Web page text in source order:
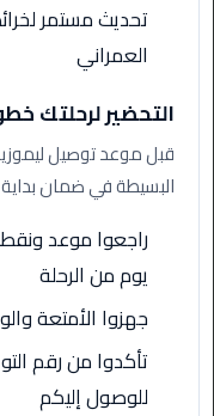
ليموزين
دمياط
ليموزين
من
الاسكندرية
الى
القاهرة
ليموزين
الدقي
ليموزين
تحديث مستمر
العمراني
التحضير لرحلتك
قبل موعد توصيل
البسيطة في ضمان
راجعوا موعد
يوم من الرحلة
جهزوا الأمتعة
تأكدوا من رقم
للوصول إليكم